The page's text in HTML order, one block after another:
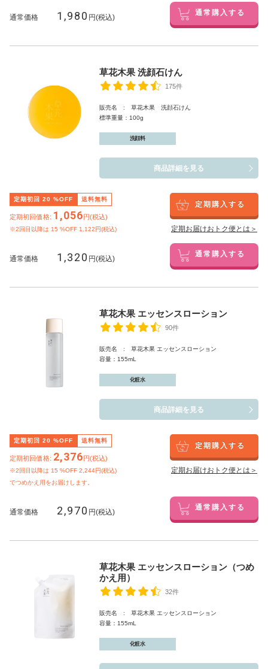
通常価格 1,980 円(税込) 通常購入する
草花木果 洗顔石けん
175件
販売名 : 草花木果 洗顔石けん
標準重量：100g
洗顔料
商品詳細を見る
定期初回 20 %OFF 送料無料
定期初回価格: 1,056円(税込)
※2回目以降は 15 %OFF 1,122円(税込)
定期購入する
定期お届けおトク便とは＞
通常価格 1,320 円(税込) 通常購入する
草花木果 エッセンスローション
90件
販売名 : 草花木果 エッセンスローション
容量：155mL
化粧水
商品詳細を見る
定期初回 20 %OFF 送料無料
定期初回価格: 2,376円(税込)
※2回目以降は 15 %OFF 2,244円(税込)
でつめかえ用をお届けします。
定期購入する
定期お届けおトク便とは＞
通常価格 2,970 円(税込) 通常購入する
草花木果 エッセンスローション（つめ
かえ用）
32件
販売名 : 草花木果 エッセンスローション
容量：155mL
化粧水